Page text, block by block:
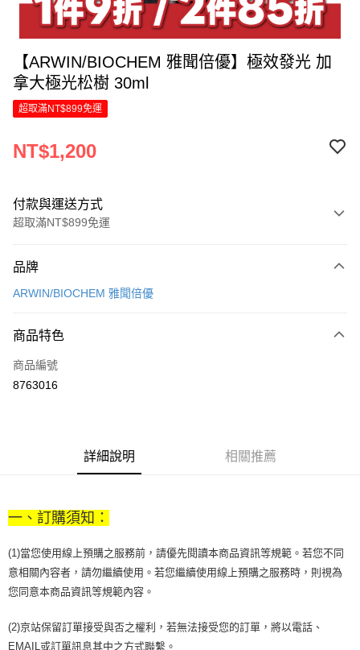
【ARWIN/BIOCHEM 雅聞倍優】極效發光 加
拿大極光松樹 30ml
超取滿NT$899免運
NT$1,200
付款與運送方式
超取滿NT$899免運
信用卡一次付款
Apple Pay
街口支付
【大哥付你分期使用說明】
2.付款方式選擇「大哥付你分期」，訂單成立後會自動跳轉到大哥付的交易
流程，驗證手機門號後，選擇欲分期的期數、繳款截止日，確認付款後即完
成交易。
3.實際核准額度、可分期數及費用金額請依後續交易確認頁面所載為準。
消。如遇「轉專審核」未通過狀況，表示未達大哥付你分期系統評分，恕無
法說明評估內容。
相關說明
【關於「AFTEE先享後付」】
AFTEE先享後付是「在收到商品之後才付款」的支付方式。 讓您購物簡單
２．便利：只要手機號碼，簡訊認證，即可結帳。
３．安心：先確認商品／服務後，再付款。
ATM付款
運送方式
品牌
ARWIN/BIOCHEM 雅聞倍優
商品特色
商品編號
8763016
詳細說明 相關推薦
一、訂購須知：
(1)當您使用線上預購之服務前，請優先閱讀本商品資訊等規範。若您不同
意相關內容者，請勿繼續使用。若您繼續使用線上預購之服務時，則視為
您同意本商品資訊等規範內容。
(2)京站保留訂單接受與否之權利，若無法接受您的訂單，將以電話、
EMAIL或訂單訊息其中之方式聯繫。